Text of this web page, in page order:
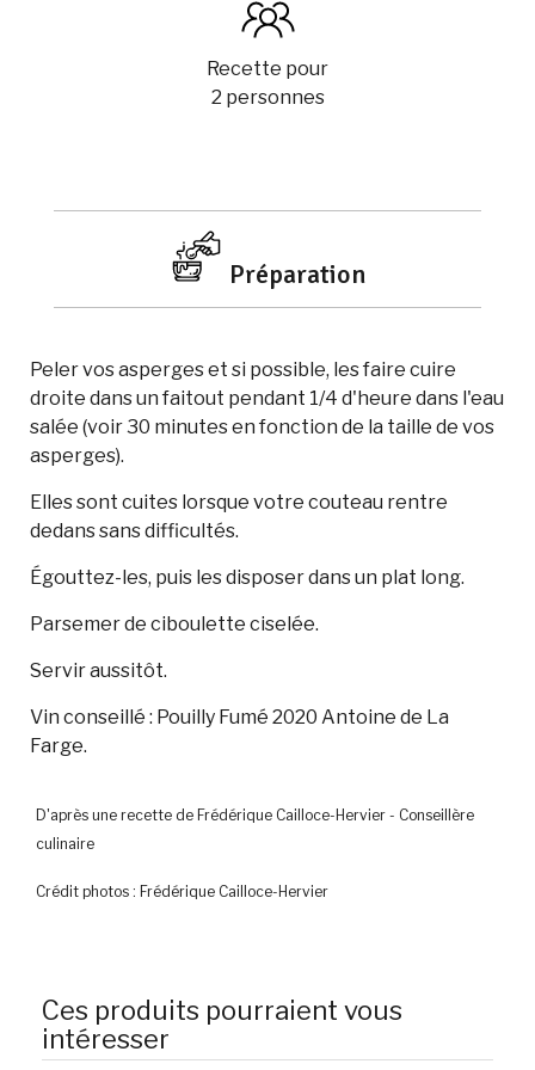
Recette pour
2 personnes
Préparation
Peler vos asperges et si possible, les faire cuire
droite dans un faitout pendant 1/4 d'heure dans l'eau
salée (voir 30 minutes en fonction de la taille de vos
asperges).
Elles sont cuites lorsque votre couteau rentre
dedans sans difficultés.
Égouttez-les, puis les disposer dans un plat long.
Parsemer de ciboulette ciselée.
Servir aussitôt.
Vin conseillé : Pouilly Fumé 2020 Antoine de La
Farge.
D'après une recette de Frédérique Cailloce-Hervier - Conseillère
culinaire
Crédit photos : Frédérique Cailloce-Hervier
Ces produits pourraient vous
intéresser